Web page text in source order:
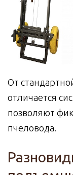
От
отличается
позволяют
пчеловода.